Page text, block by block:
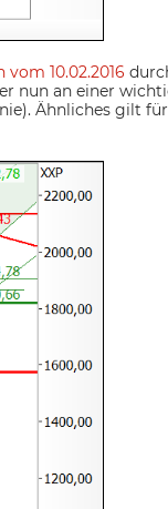
10.02.2016
nun an einer
Ähnliches gilt